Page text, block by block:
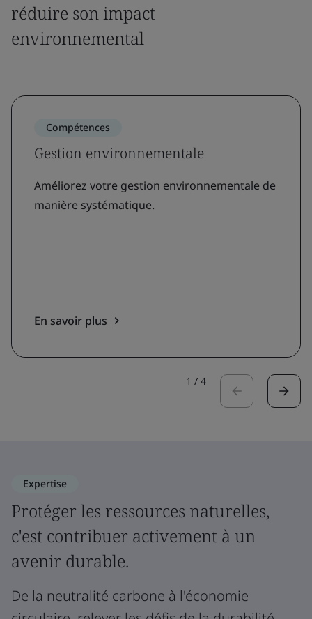
réduire son impact
environnemental
Compétences
Gestion environnementale
Améliorez votre gestion environnementale de
manière systématique.
En savoir plus
1 / 4
Expertise
Protéger les ressources naturelles,
c'est contribuer activement à un
avenir durable.
De la neutralité carbone à l'économie